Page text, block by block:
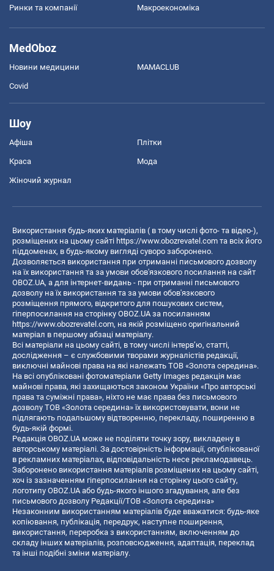
Ринки та компанії Макроекономіка
MedOboz
Новини медицини MAMACLUB
Covid
Шоу
Афіша Плітки
Краса Мода
Жіночий журнал
Використання будь-яких матеріалів ( в тому числі фото- та відео-),
розміщених на цьому сайті https://www.obozrevatel.com та всіх його
піддоменах, в будь-якому вигляді суворо заборонено.
Дозволяється використання при отриманні письмового дозволу
на їх використання та за умови обов'язкового посилання на сайт
OBOZ.UA, а для інтернет-видань - при отриманні письмового
дозволу на їх використання та за умови обов'язкового
розміщення прямого, відкритого для пошукових систем,
гіперпосилання на сторінку OBOZ.UA за посиланням
https://www.obozrevatel.com, на якій розміщено оригінальний
матеріал в першому абзаці матеріалу.
Всі матеріали на цьому сайті, в тому числі інтерв’ю, статті,
дослідження – є службовими творами журналістів редакції,
виключні майнові права на які належать ТОВ «Золота середина».
На всі опубліковані фотоматеріали Getty Images редакція має
майнові права, які захищаються законом України «Про авторські
права та суміжні права», ніхто не має права без письмового
дозволу ТОВ «Золота середина» їх використовувати, вони не
підлягають подальшому відтворенню, перекладу, поширенню в
будь-якій формі.
Редакція OBOZ.UA може не поділяти точку зору, викладену в
авторському матеріалі. За достовірність інформації, опублікованої
в рекламних матеріалах, відповідальність несе рекламодавець.
Заборонено використання матеріалів розміщених на цьому сайті,
хоч із зазначенням гіперпосилання на сторінку цього сайту,
логотипу OBOZ.UA або будь-якого іншого згадування, але без
письмового дозволу Редакції/ТОВ «Золота середина»
Незаконним використанням матеріалів буде вважатися: будь-яке
копiювання, публiкацiя, передрук, наступне поширення,
використання, переробка з використанням, включенням до
складу інших матеріалів, розповсюдження, адаптація, переклад
та інші подібні зміни матеріалу.